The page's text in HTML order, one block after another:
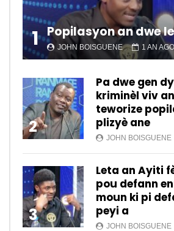
1 JOHN BOISGUENE 1 AN AGO
2
Pa dwe gen
kriminèl viv
teworize
plizyè ane
JOHN BOISGUENE
3
Leta an Ayiti
pou defann
moun ki pi
peyi a
JOHN BOISGUENE